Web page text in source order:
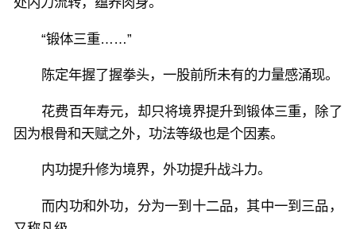
“锻体三重……”
陈定年握了握拳头，一股前所未有的力量感涌现。
花费百年寿元，却只将境界提升到锻体三重，除了
因为根骨和天赋之外，功法等级也是个因素。
内功提升修为境界，外功提升战斗力。
而内功和外功，分为一到十二品，其中一到三品，